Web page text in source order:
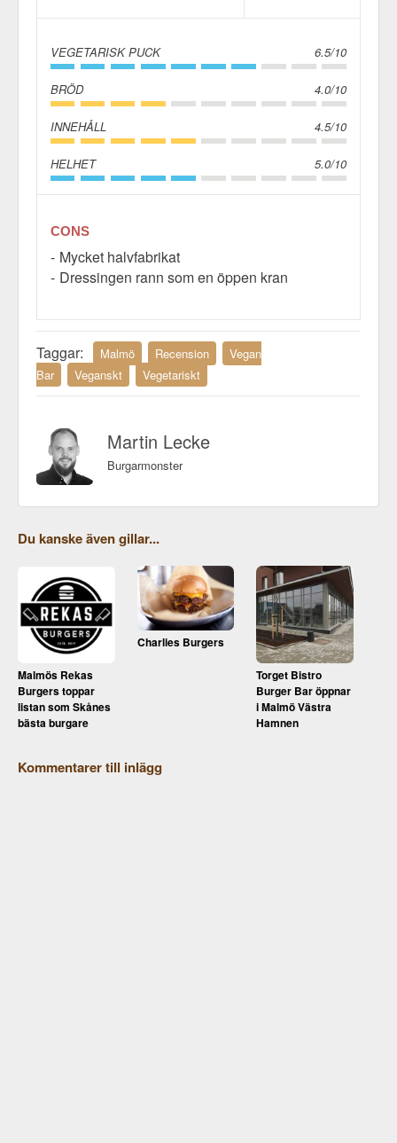
VEGETARISK PUCK 6.5/10
BRÖD 4.0/10
INNEHÅLL 4.5/10
HELHET 5.0/10
CONS
Mycket halvfabrikat
Dressingen rann som en öppen kran
Taggar: Malmö Recension
Vegan
Bar
Veganskt Vegetariskt
Martin Lecke
Burgarmonster
Du kanske även gillar...
Malmös Rekas
Burgers toppar
listan som Skånes
bästa burgare
Charlies Burgers
Torget Bistro
Burger Bar öppnar
i Malmö Västra
Hamnen
Kommentarer till inlägg